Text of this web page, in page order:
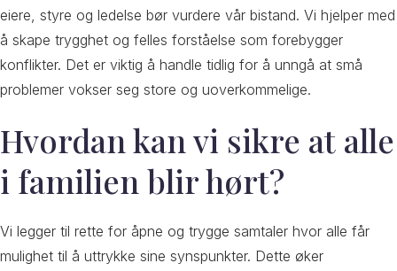
eiere, styre og ledelse bør vurdere vår bistand. Vi hjelper med
å skape trygghet og felles forståelse som forebygger
konflikter. Det er viktig å handle tidlig for å unngå at små
problemer vokser seg store og uoverkommelige.
Hvordan kan vi sikre at alle
i familien blir hørt?
Vi legger til rette for åpne og trygge samtaler hvor alle får
mulighet til å uttrykke sine synspunkter. Dette øker